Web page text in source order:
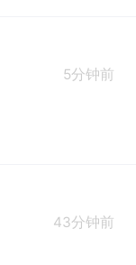
5分钟前
43分钟前